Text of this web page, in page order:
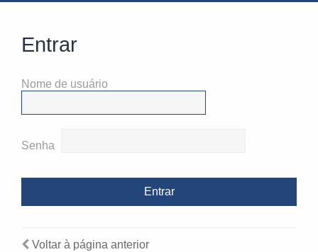
Entrar
Nome de usuário
Senha
Voltar à página anterior